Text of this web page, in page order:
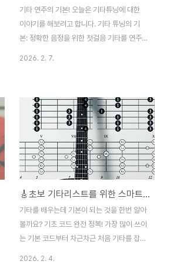
기타 연주의 기본! 오늘은 기타튜닝에 대한
이야기를 해보려고 합니다. 기타 튜닝의 기
본: 정확한 음정을 위한 첫걸음 기타를 연주
해 표준 음정을 맞추는 습관을 들여야 합니
다. 초보자라면 크로매틱 튜너를 추천하는데,
모든 음을 정확하게 조율해 주어 실수가 줄고
빠른 시간 안에 튜닝을 완료할 수 있답니다.
매일 연습 전후로 한 번씩 점검하는 게 가장
효과적이에요. 또, 줄을 튕기면서 세밀하게
음정을 확인하는 귀 훈련도 꾸준히 병행해 보
세요!기타 관리: 줄 교체와 청결 유지로 음질
오래 가꾸기기타가 좋은 음을 내려면 관리도
필수랍니다!..
2026. 2. 7.
🎸초보 기타리스트를 위한 스마트 코드 구성과 전환 연습법🔥 빠르고 즐겁게 마스터하는 비법! 💡🎶
기타를 배우는데 기본이 되는 것을 한번 알아
볼까요? 기초 코드 완전 정복! 가장 많이 쓰이
는 기본 코드부터 차근차근 처음 기타를 잡았
2026. 2. 4.